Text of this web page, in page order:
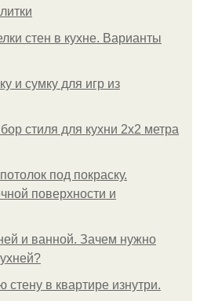
стен в кухне. Варианты
и сумку для игр из
стиля для кухни 2х2 метра
под покраску.
поверхности и
и ванной. Зачем нужно
стену в квартире изнутри.